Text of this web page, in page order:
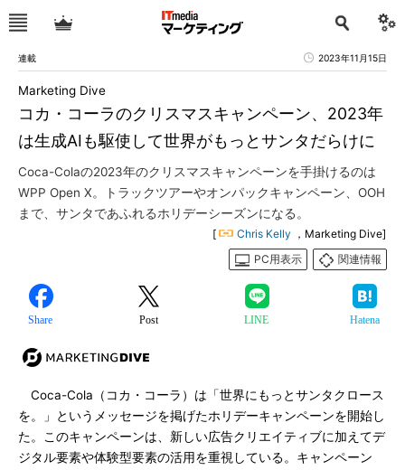
連載 2023年11月15日
コカ・コーラのクリスマスキャンペーン、2023年
は生成AIも駆使して世界がもっとサンタだらけに
Marketing Dive
Coca-Colaの2023年のクリスマスキャンペーンを手掛けるのは
WPP Open X。トラックツアーやオンパックキャンペーン、OOH
まで、サンタであふれるホリデーシーズンになる。
[ Chris Kelly ，Marketing Dive]
PC用表示
関連情報
Share Post LINE Hatena
Coca-Cola（コカ・コーラ）は「世界にもっとサンタクロース
を。」というメッセージを掲げたホリデーキャンペーンを開始し
た。このキャンペーンは、新しい広告クリエイティブに加えてデ
ジタル要素や体験型要素の活用を重視している。キャンペーン